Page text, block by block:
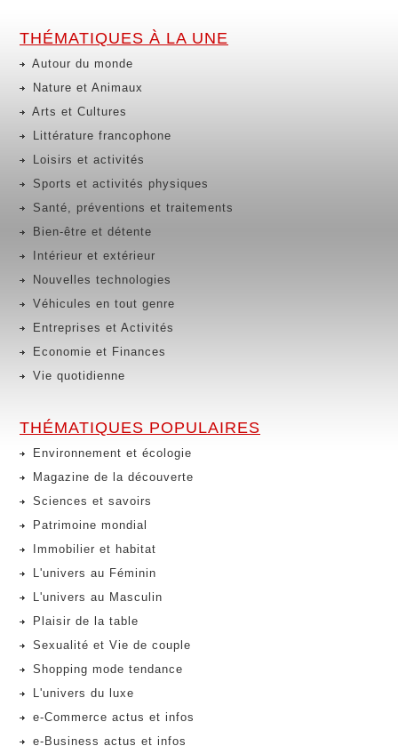
THÉMATIQUES À LA UNE
Autour du monde
Nature et Animaux
Arts et Cultures
Littérature francophone
Loisirs et activités
Sports et activités physiques
Santé, préventions et traitements
Bien-être et détente
Intérieur et extérieur
Nouvelles technologies
Véhicules en tout genre
Entreprises et Activités
Economie et Finances
Vie quotidienne
THÉMATIQUES POPULAIRES
Environnement et écologie
Magazine de la découverte
Sciences et savoirs
Patrimoine mondial
Immobilier et habitat
L'univers au Féminin
L'univers au Masculin
Plaisir de la table
Sexualité et Vie de couple
Shopping mode tendance
L'univers du luxe
e-Commerce actus et infos
e-Business actus et infos